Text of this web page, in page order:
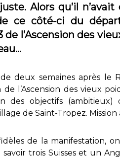
Alors qu’il
ce côté-ci du
de l’Ascension des
deux semaines après le
de l’Ascension des vieux
des objectifs
de Saint-Tropez. Mission
de la manifestation,
savoir trois Suisses et un